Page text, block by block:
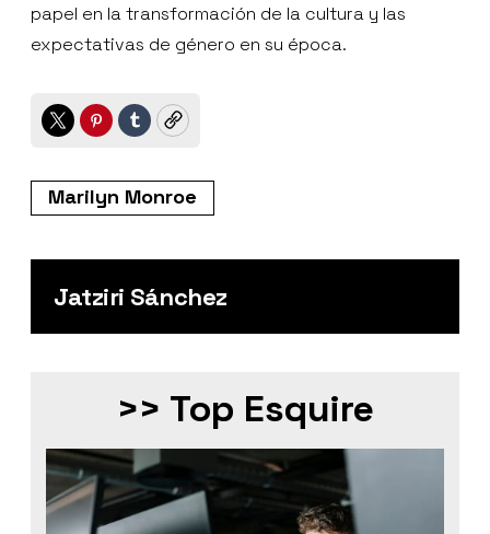
papel en la transformación de la cultura y las
expectativas de género en su época.
TwitterPinterest
TumblrCopy
Marilyn Monroe
Jatziri Sánchez
>> Top Esquire